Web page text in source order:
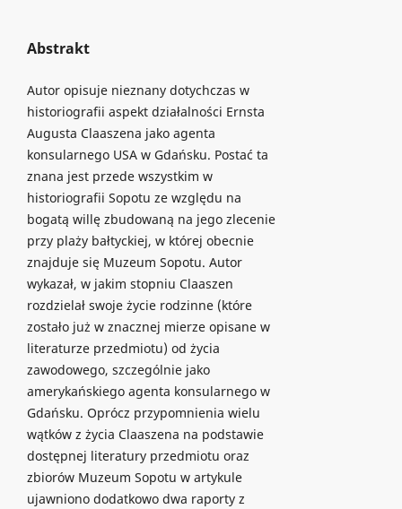
Abstrakt
Autor opisuje nieznany dotychczas w
historiografii aspekt działalności Ernsta
Augusta Claaszena jako agenta
konsularnego USA w Gdańsku. Postać ta
znana jest przede wszystkim w
historiografii Sopotu ze względu na
bogatą willę zbudowaną na jego zlecenie
przy plaży bałtyckiej, w której obecnie
znajduje się Muzeum Sopotu. Autor
wykazał, w jakim stopniu Claaszen
rozdzielał swoje życie rodzinne (które
zostało już w znacznej mierze opisane w
literaturze przedmiotu) od życia
zawodowego, szczególnie jako
amerykańskiego agenta konsularnego w
Gdańsku. Oprócz przypomnienia wielu
wątków z życia Claaszena na podstawie
dostępnej literatury przedmiotu oraz
zbiorów Muzeum Sopotu w artykule
ujawniono dodatkowo dwa raporty z